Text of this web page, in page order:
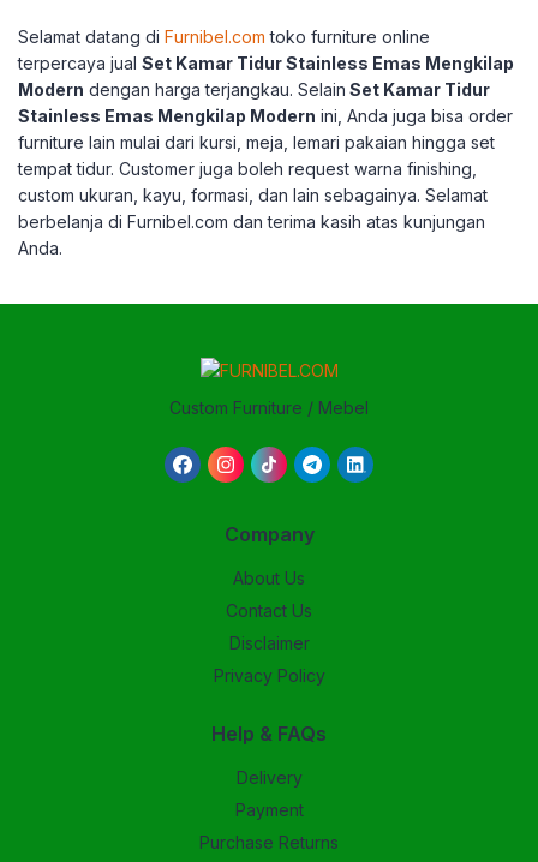
Selamat datang di Furnibel.com toko furniture online
terpercaya jual Set Kamar Tidur Stainless Emas Mengkilap
Modern dengan harga terjangkau. Selain Set Kamar Tidur
Stainless Emas Mengkilap Modern ini, Anda juga bisa order
furniture lain mulai dari kursi, meja, lemari pakaian hingga set
tempat tidur. Customer juga boleh request warna finishing,
custom ukuran, kayu, formasi, dan lain sebagainya. Selamat
berbelanja di Furnibel.com dan terima kasih atas kunjungan
Anda.
Custom Furniture / Mebel
Company
About Us
Contact Us
Disclaimer
Privacy Policy
Help & FAQs
Delivery
Payment
Purchase Returns